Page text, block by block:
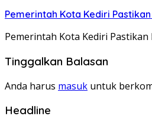
Pemerintah Kota Kediri
Pemerintah Kota Kediri
Tinggalkan Balasan
Anda harus masuk untuk
Headline